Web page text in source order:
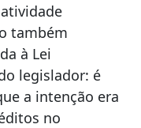
também
à Lei
legislador: é
a intenção era
no